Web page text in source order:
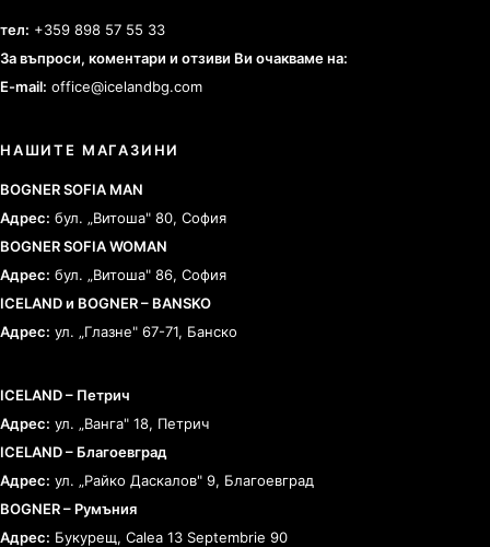
тел: +359 898 57 55 33
За въпроси, коментари и отзиви Ви очакваме на:
E-mail: office@icelandbg.com
НАШИТЕ МАГАЗИНИ
BOGNER SOFIA MAN
Адрес: бул. „Витоша" 80, София
BOGNER SOFIA WOMAN
Адрес: бул. „Витоша" 86, София
ICELAND и BOGNER – BANSKO
Адрес: ул. „Глазне" 67-71, Банско
ICELAND – Петрич
Адрес: ул. „Ванга" 18, Петрич
ICELAND – Благоевград
Адрес: ул. „Райко Даскалов" 9, Благоевград
BOGNER – Румъния
Адрес: Букурещ, Calea 13 Septembrie 90